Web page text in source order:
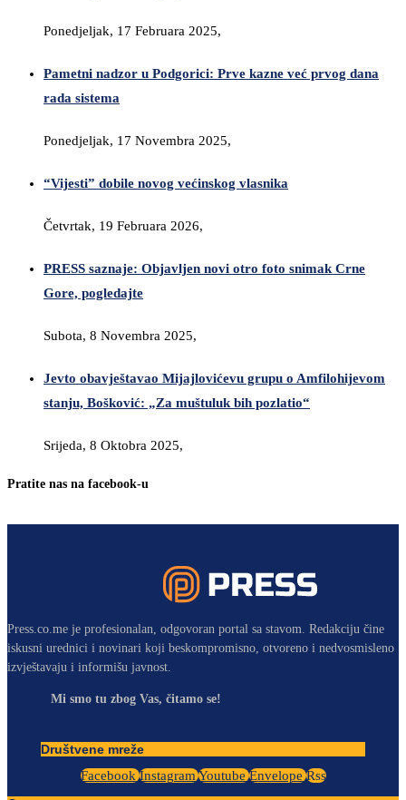
Ponedjeljak, 17 Februara 2025,
Pametni nadzor u Podgorici: Prve kazne već prvog dana
rada sistema
Ponedjeljak, 17 Novembra 2025,
“Vijesti” dobile novog većinskog vlasnika
Četvrtak, 19 Februara 2026,
PRESS saznaje: Objavljen novi otro foto snimak Crne
Gore, pogledajte
Subota, 8 Novembra 2025,
Jevto obavještavao Mijajlovićevu grupu o Amfilohijevom
stanju, Bošković: „Za muštuluk bih pozlatio“
Srijeda, 8 Oktobra 2025,
Pratite nas na facebook-u
Press.co.me je profesionalan, odgovoran portal sa stavom. Redakciju čine
iskusni urednici i novinari koji beskompromisno, otvoreno i nedvosmisleno
izvještavaju i informišu javnost.
Mi smo tu zbog Vas, čitamo se!
Društvene mreže
Facebook Instagram Youtube Envelope Rss